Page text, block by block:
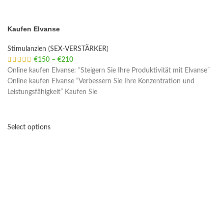
Kaufen Elvanse
Stimulanzien (SEX-VERSTÄRKER)
€150 – €210
Online kaufen Elvanse: “Steigern Sie Ihre Produktivität mit Elvanse”
Online kaufen Elvanse “Verbessern Sie Ihre Konzentration und
Leistungsfähigkeit” Kaufen Sie
Select options